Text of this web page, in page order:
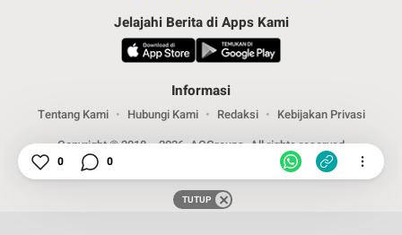
Jelajahi Berita di Apps Kami
Informasi
Tentang Kami Hubungi Kami Redaksi
Kebijakan Privasi
Copyright © 2018 – 2026. ACGroups. All rights reserved
0 0
TUTUP